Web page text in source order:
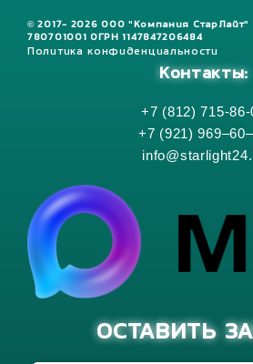
© 2017- 2026 ООО "Компания СтарЛайт"
780701001 ОГРН 1147847206484
Политика конфиденциальности
Контакты:
+7 (812) 715-86-
+7 (921)
ОСТАВИТЬ